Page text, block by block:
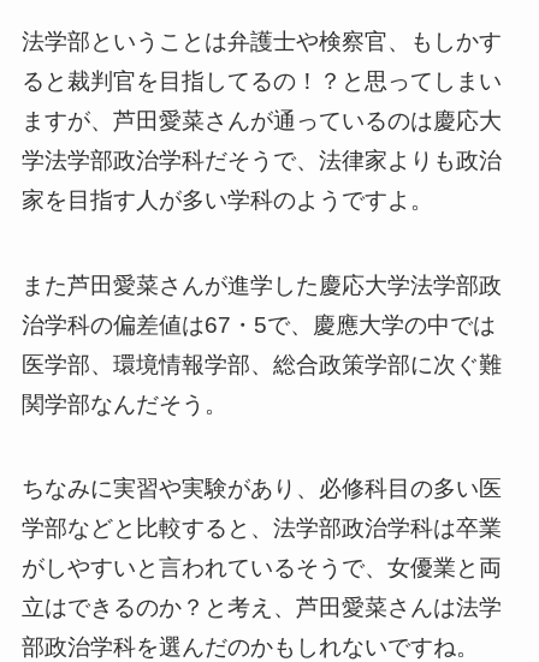
法学部ということは弁護士や検察官、もしかす
ると裁判官を目指してるの！？と思ってしまい
ますが、芦田愛菜さんが通っているのは慶応大
学法学部政治学科だそうで、法律家よりも政治
家を目指す人が多い学科のようですよ。
また芦田愛菜さんが進学した慶応大学法学部政
治学科の偏差値は67・5で、慶應大学の中では
医学部、環境情報学部、総合政策学部に次ぐ難
関学部なんだそう。
ちなみに実習や実験があり、必修科目の多い 医
学部などと比較すると、 法学部政治学科は卒業
がしやすいと言われているそうで、女優業と両
立はできるのか？と考え、芦田愛菜さんは法学
部政治学科を選んだのかもしれないですね。